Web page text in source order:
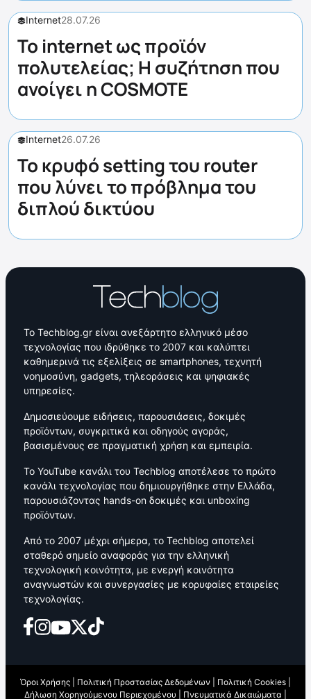
Internet28.07.26
Το internet ως προϊόν
πολυτελείας; Η συζήτηση που
ανοίγει η COSMOTE
Internet26.07.26
Το κρυφό setting του router
που λύνει το πρόβλημα του
διπλού δικτύου
Το Techblog.gr είναι ανεξάρτητο ελληνικό μέσο
τεχνολογίας που ιδρύθηκε το 2007 και καλύπτει
καθημερινά τις εξελίξεις σε smartphones, τεχνητή
νοημοσύνη, gadgets, τηλεοράσεις και ψηφιακές
υπηρεσίες.
Δημοσιεύουμε ειδήσεις, παρουσιάσεις, δοκιμές
προϊόντων, συγκριτικά και οδηγούς αγοράς,
βασισμένους σε πραγματική χρήση και εμπειρία.
Το YouTube κανάλι του Techblog αποτέλεσε το πρώτο
κανάλι τεχνολογίας που δημιουργήθηκε στην Ελλάδα,
παρουσιάζοντας hands-on δοκιμές και unboxing
προϊόντων.
Από το 2007 μέχρι σήμερα, το Techblog αποτελεί
σταθερό σημείο αναφοράς για την ελληνική
τεχνολογική κοινότητα, με ενεργή κοινότητα
αναγνωστών και συνεργασίες με κορυφαίες εταιρείες
τεχνολογίας.
Όροι Χρήσης Πολιτική Προστασίας Δεδομένων Πολιτική Cookies
Δήλωση Χορηγούμενου Περιεχομένου
Πνευματικά Δικαιώματα